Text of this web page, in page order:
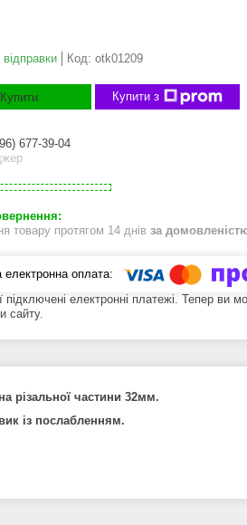
Код: otk01209
Купити Купити з
677-39-04
товару протягом 14 днів за
підключені електронні платежі. Тепер ви
сайту.
різальної частини 32мм.
із послабленням.